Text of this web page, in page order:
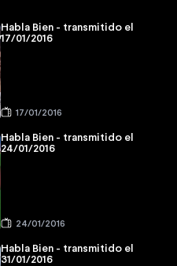
Habla Bien - transmitido el
17/01/2016
17/01/2016
Habla Bien - transmitido el
24/01/2016
24/01/2016
Habla Bien - transmitido el
31/01/2016